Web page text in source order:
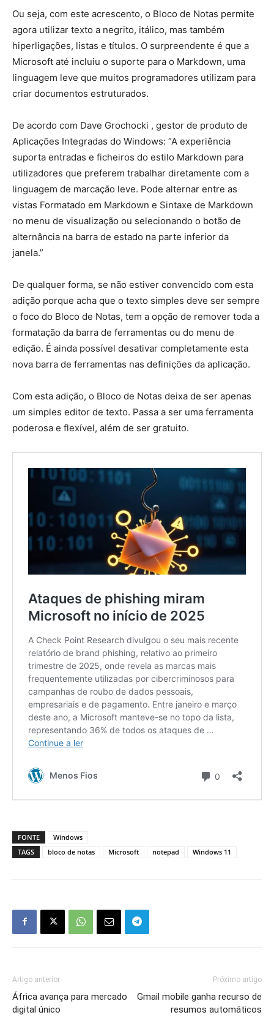
Ou seja, com este acrescento, o Bloco de Notas permite
agora utilizar texto a negrito, itálico, mas também
hiperligações, listas e títulos. O surpreendente é que a
Microsoft até incluiu o suporte para o Markdown, uma
linguagem leve que muitos programadores utilizam para
criar documentos estruturados.
De acordo com Dave Grochocki , gestor de produto de
Aplicações Integradas do Windows: “A experiência
suporta entradas e ficheiros do estilo Markdown para
utilizadores que preferem trabalhar diretamente com a
linguagem de marcação leve. Pode alternar entre as
vistas Formatado em Markdown e Sintaxe de Markdown
no menu de visualização ou selecionando o botão de
alternância na barra de estado na parte inferior da
janela.”
De qualquer forma, se não estiver convencido com esta
adição porque acha que o texto simples deve ser sempre
o foco do Bloco de Notas, tem a opção de remover toda a
formatação da barra de ferramentas ou do menu de
edição. É ainda possível desativar completamente esta
nova barra de ferramentas nas definições da aplicação.
Com esta adição, o Bloco de Notas deixa de ser apenas
um simples editor de texto. Passa a ser uma ferramenta
poderosa e flexível, além de ser gratuito.
FONTE
Windows
TAGS
bloco de notas Microsoft notepad Windows 11
Artigo anterior
África avança para mercado
digital único
Próximo artigo
Gmail mobile ganha recurso de
resumos automáticos